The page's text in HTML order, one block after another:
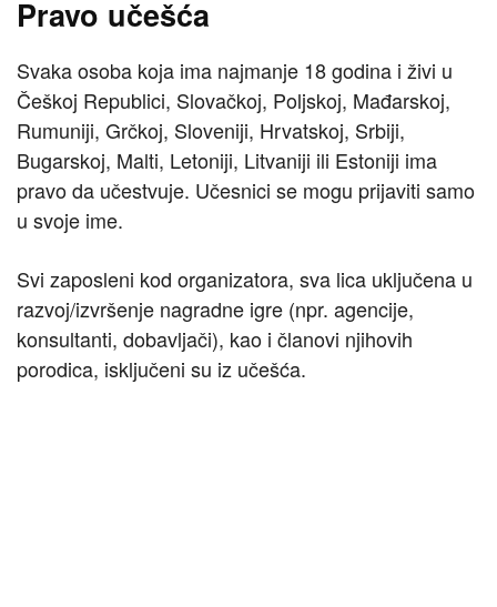
Pravo učešća
Svaka osoba koja ima najmanje 18 godina i živi u
Češkoj Republici, Slovačkoj, Poljskoj, Mađarskoj,
Rumuniji, Grčkoj, Sloveniji, Hrvatskoj, Srbiji,
Bugarskoj, Malti, Letoniji, Litvaniji ili Estoniji ima
pravo da učestvuje. Učesnici se mogu prijaviti samo
u svoje ime.
Svi zaposleni kod organizatora, sva lica uključena u
razvoj/izvršenje nagradne igre (npr. agencije,
konsultanti, dobavljači), kao i članovi njihovih
porodica, isključeni su iz učešća.